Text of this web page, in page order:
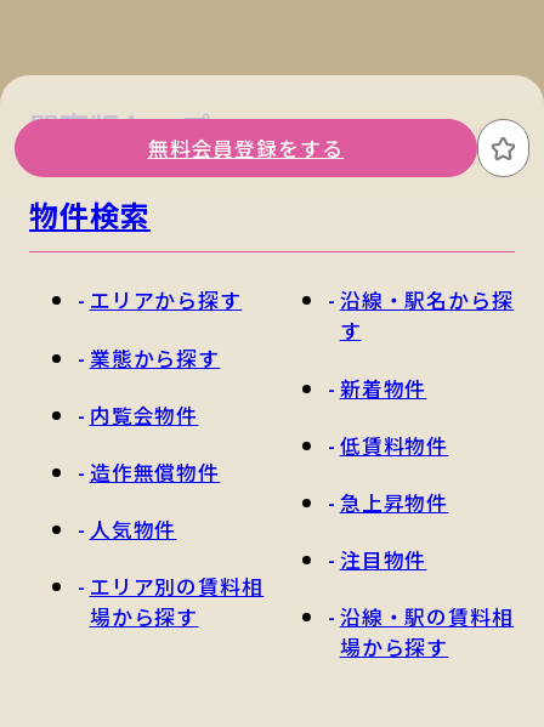
無料会員登録をする お
関東版トップ 関西版トップ
物件検索
エリアから探す
業態から探す
内覧会物件
造作無償物件
人気物件
エリア別の賃料相
場から探す
沿線・駅名から探
す
新着物件
低賃料物件
急上昇物件
注目物件
沿線・駅の賃料相
場から探す